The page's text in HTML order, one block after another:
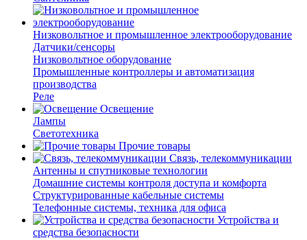
Низковольтное и промышленное электрооборудование
Датчики/сенсоры
Низковольтное оборудование
Промышленные контроллеры и автоматизация
производства
Реле
Освещение
Лампы
Светотехника
Прочие товары
Связь, телекоммуникации
Антенны и спутниковые технологии
Домашние системы контроля доступа и комфорта
Структурированные кабельные системы
Телефонные системы, техника для офиса
Устройства и
средства безопасности